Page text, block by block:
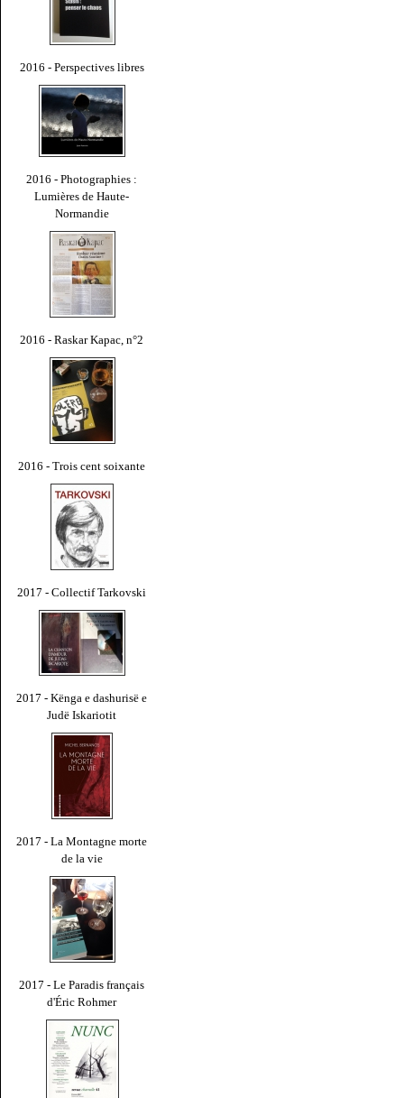
2016 - Perspectives libres
2016 - Photographies :
Lumières de Haute-
Normandie
2016 - Raskar Kapac, n°2
2016 - Trois cent soixante
2017 - Collectif Tarkovski
2017 - Kënga e dashurisë e
Judë Iskariotit
2017 - La Montagne morte
de la vie
2017 - Le Paradis français
d'Éric Rohmer